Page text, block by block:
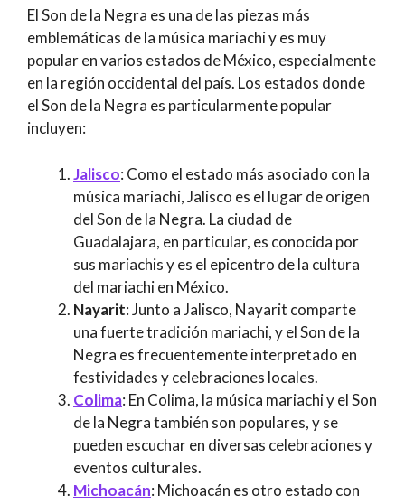
El Son de la Negra es una de las piezas más
emblemáticas de la música mariachi y es muy
popular en varios estados de México, especialmente
en la región occidental del país. Los estados donde
el Son de la Negra es particularmente popular
incluyen:
Jalisco: Como el estado más asociado con la
música mariachi, Jalisco es el lugar de origen
del Son de la Negra. La ciudad de
Guadalajara, en particular, es conocida por
sus mariachis y es el epicentro de la cultura
del mariachi en México.
Nayarit: Junto a Jalisco, Nayarit comparte
una fuerte tradición mariachi, y el Son de la
Negra es frecuentemente interpretado en
festividades y celebraciones locales.
Colima: En Colima, la música mariachi y el Son
de la Negra también son populares, y se
pueden escuchar en diversas celebraciones y
eventos culturales.
Michoacán: Michoacán es otro estado con